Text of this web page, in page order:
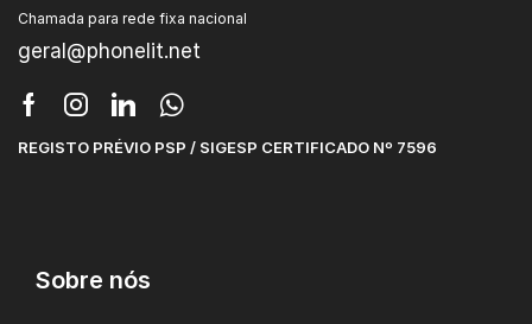
Chamada para rede fixa nacional
geral@phonelit.net
REGISTO PRÉVIO PSP / SIGESP CERTIFICADO Nº 7596
Sobre nós